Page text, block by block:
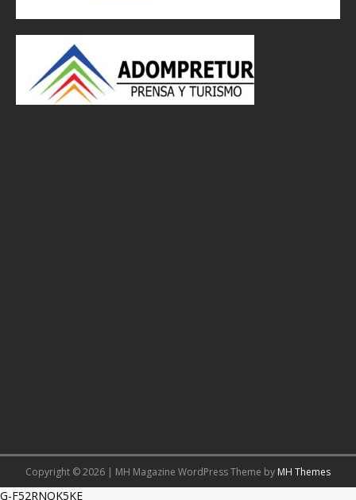
Copyright © 2026 | MH Magazine WordPress Theme by MH Themes
G-F52RNQK5KE